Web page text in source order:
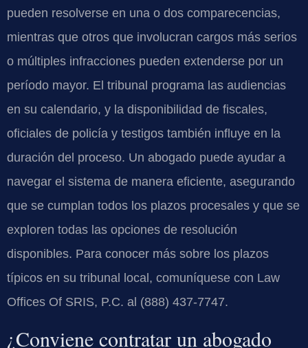
pueden resolverse en una o dos comparecencias,
mientras que otros que involucran cargos más serios
o múltiples infracciones pueden extenderse por un
período mayor. El tribunal programa las audiencias
en su calendario, y la disponibilidad de fiscales,
oficiales de policía y testigos también influye en la
duración del proceso. Un abogado puede ayudar a
navegar el sistema de manera eficiente, asegurando
que se cumplan todos los plazos procesales y que se
exploren todas las opciones de resolución
disponibles. Para conocer más sobre los plazos
típicos en su tribunal local, comuníquese con Law
Offices Of SRIS, P.C. al (888) 437-7747.
¿Conviene contratar un abogado